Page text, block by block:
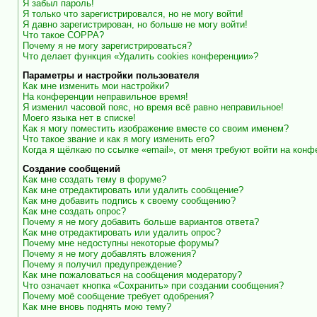
Я забыл пароль!
Я только что зарегистрировался, но не могу войти!
Я давно зарегистрирован, но больше не могу войти!
Что такое COPPA?
Почему я не могу зарегистрироваться?
Что делает функция «Удалить cookies конференции»?
Параметры и настройки пользователя
Как мне изменить мои настройки?
На конференции неправильное время!
Я изменил часовой пояс, но время всё равно неправильное!
Моего языка нет в списке!
Как я могу поместить изображение вместе со своим именем?
Что такое звание и как я могу изменить его?
Когда я щёлкаю по ссылке «email», от меня требуют войти на
Создание сообщений
Как мне создать тему в форуме?
Как мне отредактировать или удалить сообщение?
Как мне добавить подпись к своему сообщению?
Как мне создать опрос?
Почему я не могу добавить больше вариантов ответа?
Как мне отредактировать или удалить опрос?
Почему мне недоступны некоторые форумы?
Почему я не могу добавлять вложения?
Почему я получил предупреждение?
Как мне пожаловаться на сообщения модератору?
Что означает кнопка «Сохранить» при создании сообщения?
Почему моё сообщение требует одобрения?
Как мне вновь поднять мою тему?